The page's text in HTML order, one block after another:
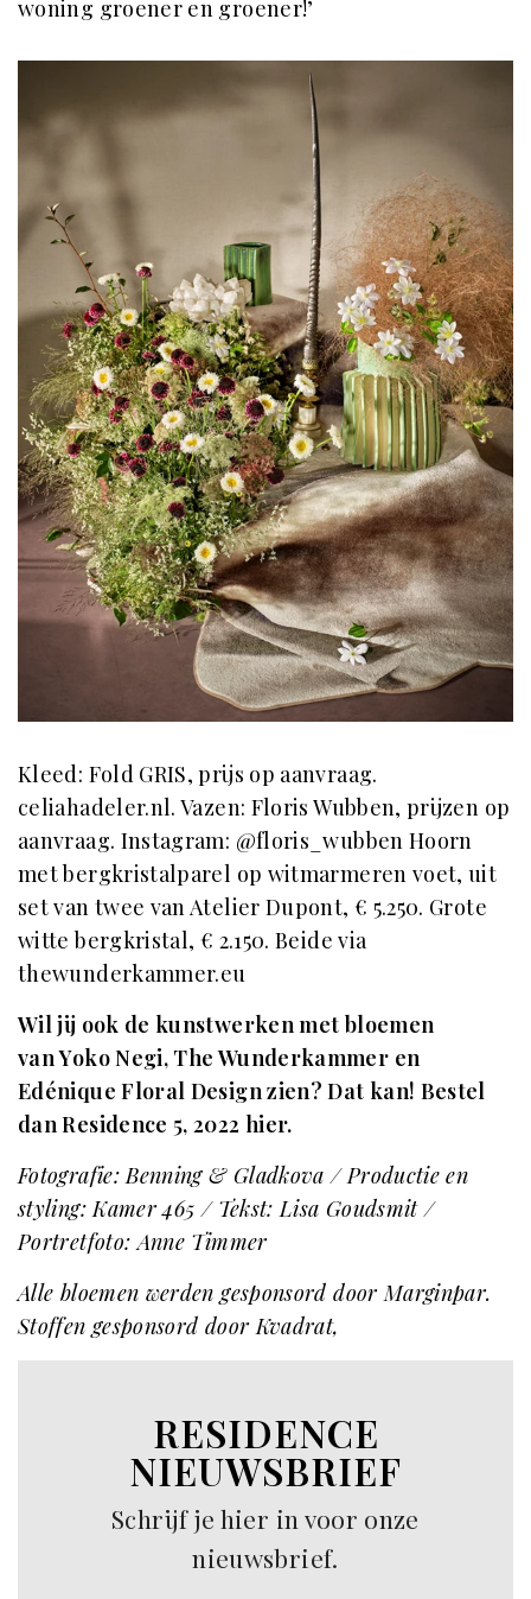
woning groener en groener!’
Kleed: Fold GRIS, prijs op aanvraag.
celiahadeler.nl. Vazen: Floris Wubben, prijzen op
aanvraag. Instagram: @floris_wubben Hoorn
met bergkristalparel op witmarmeren voet, uit
set van twee van Atelier Dupont, € 5.250. Grote
witte bergkristal, € 2.150. Beide via
thewunderkammer.eu
Wil jij ook de kunstwerken met bloemen
vanYoko Negi, The Wunderkammer en
Edénique Floral Design zien? Dat kan! Bestel
dan Residence 5, 2022 hier.
Fotografie: Benning & Gladkova / Productie en
styling: Kamer 465 / Tekst: Lisa Goudsmit /
Portretfoto: Anne Timmer
Alle bloemen werden gesponsord door Marginpar.
Stoffen gesponsord door Kvadrat,
RESIDENCE
NIEUWSBRIEF
Schrijf je hier in voor onze
nieuwsbrief.